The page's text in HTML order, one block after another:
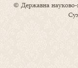
© Державна науково-